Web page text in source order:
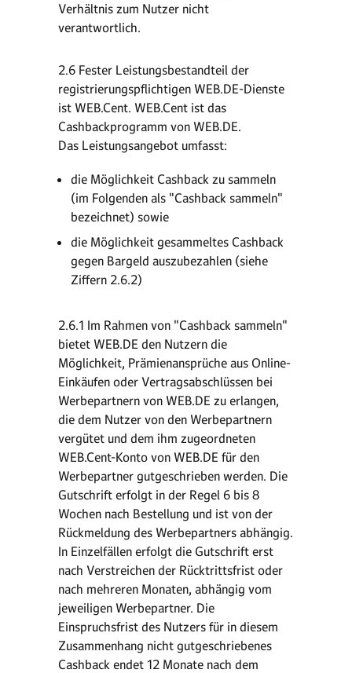
Verhältnis zum Nutzer nicht
verantwortlich.
2.6 Fester Leistungsbestandteil der
registrierungspflichtigen WEB.DE-Dienste
ist WEB.Cent. WEB.Cent ist das
Cashbackprogramm von WEB.DE.
Das Leistungsangebot umfasst:
die Möglichkeit Cashback zu sammeln
(im Folgenden als "Cashback sammeln"
bezeichnet) sowie
die Möglichkeit gesammeltes Cashback
gegen Bargeld auszubezahlen (siehe
Ziffern 2.6.2)
2.6.1 Im Rahmen von "Cashback sammeln"
bietet WEB.DE den Nutzern die
Möglichkeit, Prämienansprüche aus Online-
Einkäufen oder Vertragsabschlüssen bei
Werbepartnern von WEB.DE zu erlangen,
die dem Nutzer von den Werbepartnern
vergütet und dem ihm zugeordneten
WEB.Cent-Konto von WEB.DE für den
Werbepartner gutgeschrieben werden. Die
Gutschrift erfolgt in der Regel 6 bis 8
Wochen nach Bestellung und ist von der
Rückmeldung des Werbepartners abhängig.
In Einzelfällen erfolgt die Gutschrift erst
nach Verstreichen der Rücktrittsfrist oder
nach mehreren Monaten, abhängig vom
jeweiligen Werbepartner. Die
Einspruchsfrist des Nutzers für in diesem
Zusammenhang nicht gutgeschriebenes
Cashback endet 12 Monate nach dem